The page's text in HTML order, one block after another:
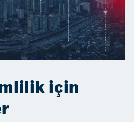
için